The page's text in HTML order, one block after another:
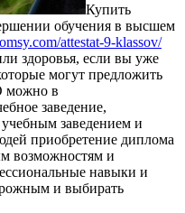
Купить
обучения в высшем
attestat-9-klassov/
здоровья, если вы уже
могут предложить
можно в
заведение,
заведением и
приобретение диплома
возможностям и
навыки и
и выбирать